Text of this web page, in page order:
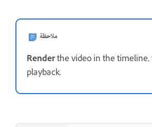
ملاحظة
Renderthe video in the timeline,
playback.